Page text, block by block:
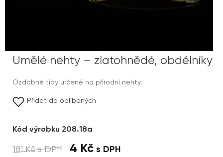
Umělé nehty – zlatohnědé, obdélníky
Ozdobné tipy určené na přírodní nehty.
Přidat do oblíbených
Kód výrobku 208.18a
181 Kčs DPH 4 Kč s DPH